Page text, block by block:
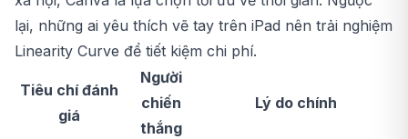
lại, những ai yêu thích vẽ tay trên iPad nên trải nghiệm
Linearity Curve để tiết kiệm chi phí.
Tiêu chí đánh
giá
Người
chiến
thắng
Lý do chính